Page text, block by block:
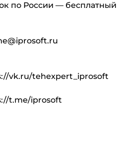
по России — бесплатный
vk.ru/tehexpert_iprosoft
t.me/iprosoft